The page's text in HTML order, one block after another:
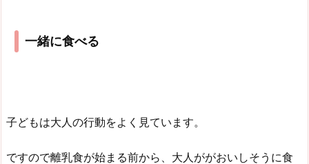
一緒に食べる
子どもは大人の行動をよく見ています。
ですので離乳食が始まる前から、大人ががおいしそうに食